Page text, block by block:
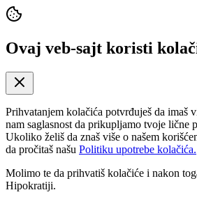
Ovaj veb-sajt koristi
Prihvatanjem kolačića potvrđuješ da imaš
nam saglasnost da prikupljamo tvoje lične
Ukoliko želiš da znaš više o našem
da pročitaš našu Politiku upotrebe kolačića.
Molimo te da prihvatiš kolačiće i nakon
Hipokratiji.